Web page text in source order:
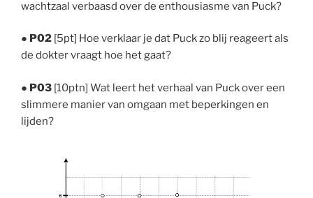
wachtzaal verbaasd over de enthousiasme van Puck?
● P02 [5pt] Hoe verklaar je dat Puck zo blij reageert als
de dokter vraagt hoe het gaat?
● P03 [10ptn] Wat leert het verhaal van Puck over een
slimmere manier van omgaan met beperkingen en
lijden?